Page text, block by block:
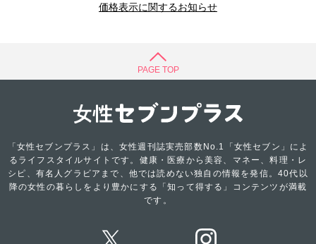
価格表示に関するお知らせ
PAGE TOP
「女性セブンプラス」は、女性週刊誌実売部数No.1「女性セブン」によ
るライフスタイルサイトです。健康・医療から美容、マネー、料理・レ
シピ、有名人グラビアまで、他では読めない独自の情報を発信。40代以
降の女性の暮らしをより豊かにする「知って得する」コンテンツが満載
です。